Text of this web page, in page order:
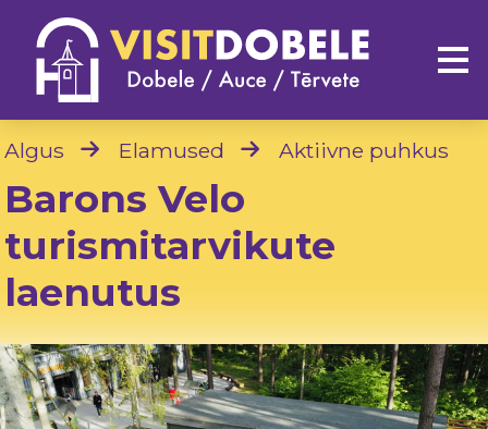
Algus Elamused Aktiivne puhkus
Barons Velo
turismitarvikute
laenutus